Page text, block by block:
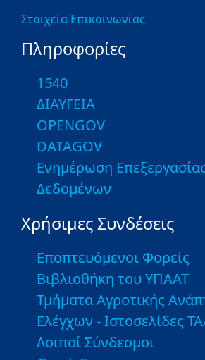
Στοιχεία Επικοινωνίας
Πληροφορίες
1540
ΔΙΑΥΓΕΙΑ
OPENGOV
DATAGOV
Ενημέρωση
Δεδομένων
Χρήσιμες Συνδέσεις
Εποπτευόμενοι Φορείς
Βιβλιοθήκη του ΥΠΑΑΤ
Τμήματα Αγροτικής
Ελέγχων - Ιστοσελίδες
Λοιποί Σύνδεσμοι